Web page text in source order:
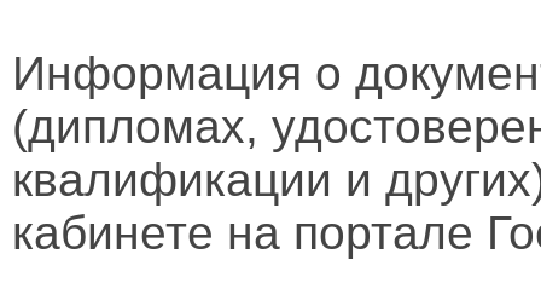
Информация о
(дипломах,
квалификации и
кабинете на портале